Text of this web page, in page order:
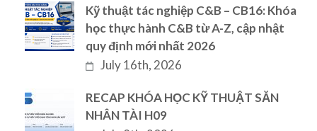
Kỹ thuật tác nghiệp C&B – CB16: Khóa
học thực hành C&B từ A-Z, cập nhật
quy định mới nhất 2026
July 16th, 2026
RECAP KHÓA HỌC KỸ THUẬT SĂN
NHÂN TÀI H09